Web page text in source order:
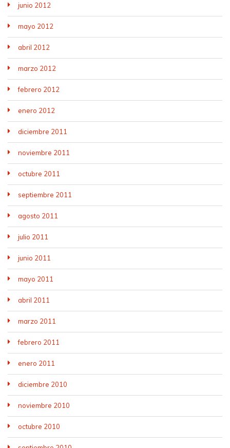
junio 2012
mayo 2012
abril 2012
marzo 2012
febrero 2012
enero 2012
diciembre 2011
noviembre 2011
octubre 2011
septiembre 2011
agosto 2011
julio 2011
junio 2011
mayo 2011
abril 2011
marzo 2011
febrero 2011
enero 2011
diciembre 2010
noviembre 2010
octubre 2010